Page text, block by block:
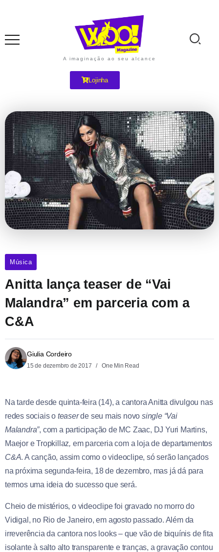
A imaginação ao seu alcance
Lojinha
Música
Anitta lança teaser de “Vai
Malandra” em parceria com a
C&A
Giulia Cordeiro
15 de dezembro de 2017 One Min Read
Na tarde desde quinta-feira (14), a cantora Anitta divulgou nas
redes sociais o teaserde seu mais novosingle “Vai
Malandra”, com a participação de MC Zaac, DJ Yuri Martins,
Maejor e Tropkillaz, em parceria com a loja de departamentos
C&A. A canção, assim como o videoclipe, só serão lançados
na próxima segunda-feira, 18 de dezembro, mas já dá para
termos uma ideia do sucesso que será.
Cheio de mistérios, o videoclipe foi gravado no morro do
Vidigal, no Rio de Janeiro, em agosto passado. Além da
irreverência da cantora nos looks – que vão de biquínis de fita
isolante à salto alto transparente e tranças, a gravação contou